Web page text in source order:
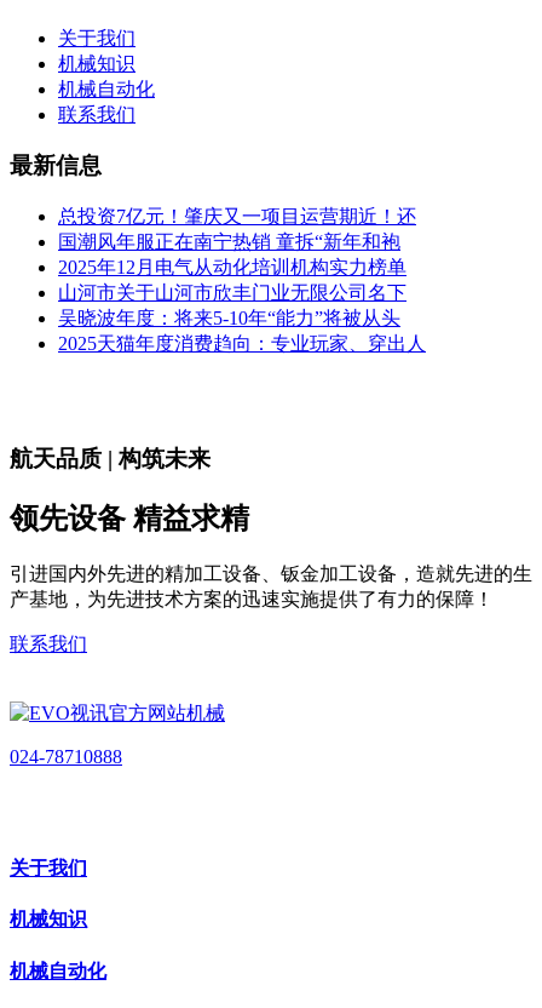
关于我们
机械知识
机械自动化
联系我们
最新信息
总投资7亿元！肇庆又一项目运营期近！还
国潮风年服正在南宁热销 童拆“新年和袍
2025年12月电气从动化培训机构实力榜单
山河市关于山河市欣丰门业无限公司名下
吴晓波年度：将来5-10年“能力”将被从头
2025天猫年度消费趋向：专业玩家、穿出人
航天品质 | 构筑未来
领先设备 精益求精
引进国内外先进的精加工设备、钣金加工设备，造就先进的生
产基地，为先进技术方案的迅速实施提供了有力的保障！
联系我们
024-78710888
关于我们
机械知识
机械自动化